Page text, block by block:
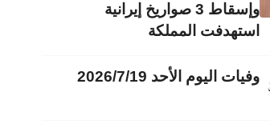
وإسقاط 3 صواريخ إيرانية
استهدفت المملكة
وفيات اليوم الأحد 2026/7/19